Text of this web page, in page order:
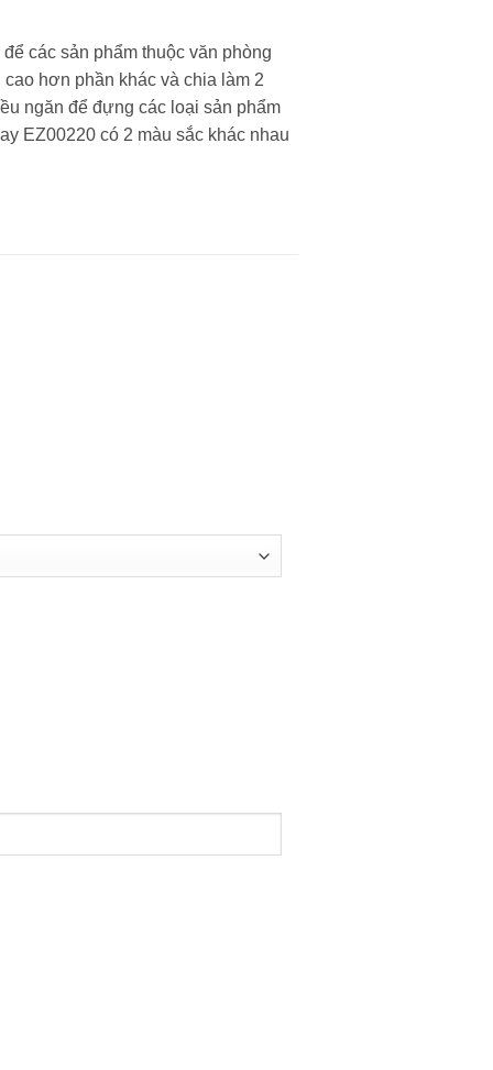
các sản phẩm thuộc văn phòng
hơn phần khác và chia làm 2
ngăn để đựng các loại sản phẩm
EZ00220 có 2 màu sắc khác nhau